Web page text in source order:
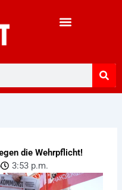
die Wehrpflicht!
3:53 p.m.